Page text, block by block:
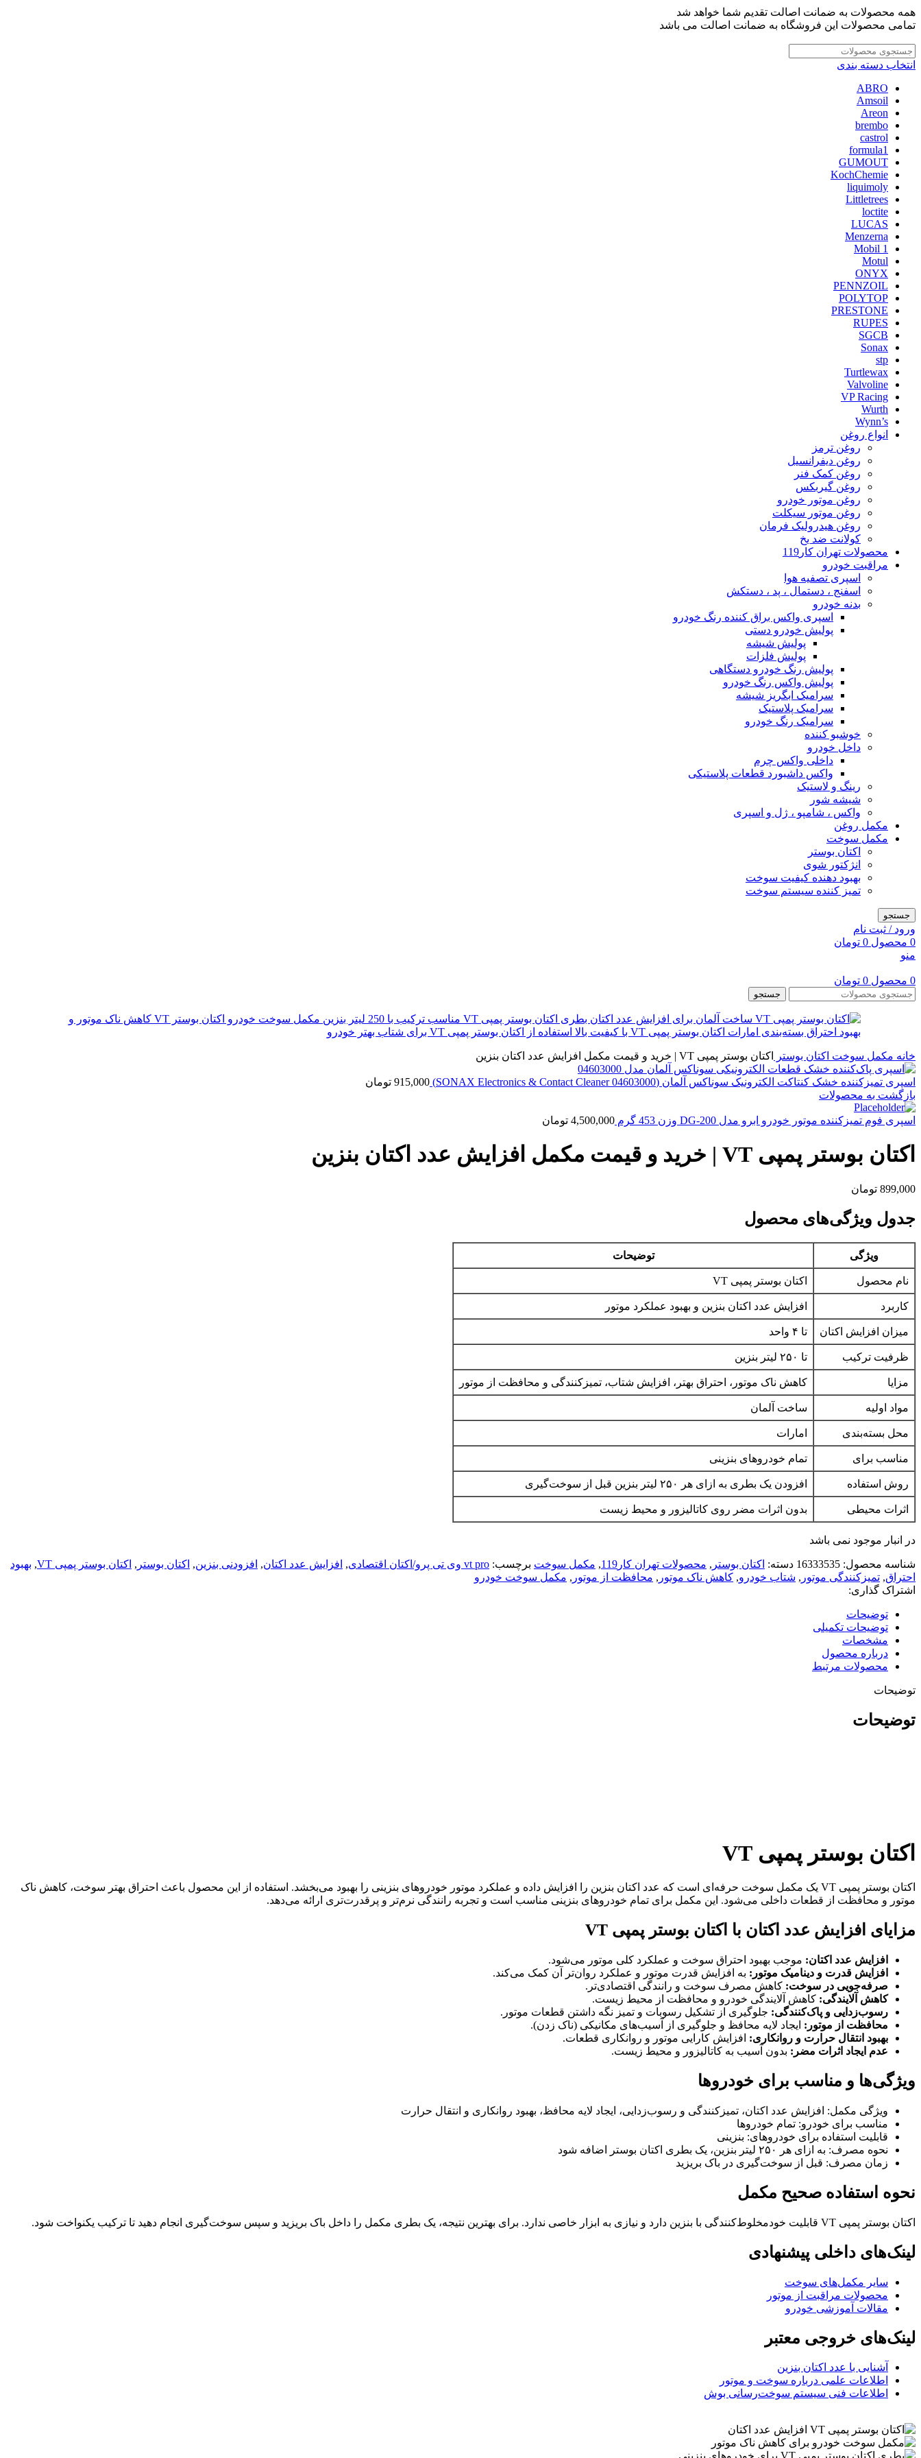
همه محصولات به ضمانت اصالت تقدیم شما خواهد شد
تمامی محصولات این فروشگاه به ضمانت اصالت می باشد
انتخاب دسته بندی
ABRO
Amsoil
Areon
brembo
castrol
formula1
GUMOUT
KochChemie
liquimoly
Littletrees
loctite
LUCAS
Menzerna
Mobil 1
Motul
ONYX
PENNZOIL
POLYTOP
PRESTONE
RUPES
SGCB
Sonax
stp
Turtlewax
Valvoline
VP Racing
Wurth
Wynn’s
انواع روغن
روغن ترمز
روغن دیفرانسیل
روغن کمک فنر
روغن گیربکس
روغن موتور خودرو
روغن موتور سیکلت
روغن هیدرولیک فرمان
کولانت ضد یخ
محصولات تهران کار119
مراقبت خودرو
اسپری تصفیه هوا
اسفنج ، دستمال ، پد ، دستکش
بدنه خودرو
اسپری واکس براق کننده رنگ خودرو
پولیش خودرو دستی
پولیش شیشه
پولیش فلزات
پولیش رنگ خودرو دستگاهی
پولیش واکس رنگ خودرو
سرامیک ابگریز شیشه
سرامیک پلاستیک
سرامیک رنگ خودرو
خوشبو کننده
داخل خودرو
داخلی واکس چرم
واکس داشبورد قطعات پلاستیکی
رینگ و لاستیک
شیشه شور
واکس ، شامپو ، ژل و اسپری
مکمل روغن
مکمل سوخت
اکتان بوستر
انژکتور شوی
بهبود دهنده کیفیت سوخت
تمیز کننده سیستم سوخت
جستجو
ورود / ثبت نام
0 محصول 0 تومان
منو
0 محصول 0 تومان
جستجو
خانه مکمل سوخت اکتان بوستر اکتان بوستر پمپی VT | خرید و قیمت مکمل افزایش عدد اکتان بنزین
اسپری تمیزکننده خشک کنتاکت الکترونیک سوناکس آلمان (SONAX Electronics & Contact Cleaner 04603000) 915,000 تومان
بازگشت به محصولات
اسپری فوم تمیزکننده موتور خودرو ابرو مدل DG-200 وزن 453 گرم 4,500,000 تومان
اکتان بوستر پمپی VT | خرید و قیمت مکمل افزایش عدد اکتان بنزین
899,000 تومان
جدول ویژگی‌های محصول
ویژگی توضیحات
نام محصول اکتان بوستر پمپی VT
کاربرد افزایش عدد اکتان بنزین و بهبود عملکرد موتور
میزان افزایش اکتان تا ۴ واحد
ظرفیت ترکیب تا ۲۵۰ لیتر بنزین
مزایا کاهش ناک موتور، احتراق بهتر، افزایش شتاب، تمیزکنندگی و محافظت از موتور
مواد اولیه ساخت آلمان
محل بسته‌بندی امارات
مناسب برای تمام خودروهای بنزینی
روش استفاده افزودن یک بطری به ازای هر ۲۵۰ لیتر بنزین قبل از سوخت‌گیری
اثرات محیطی بدون اثرات مضر روی کاتالیزور و محیط زیست
در انبار موجود نمی باشد
شناسه محصول: 16333535 دسته: اکتان بوستر , محصولات تهران کار119 , مکمل سوخت برچسب: vt pro وی تی پرو/اکتان اقتصادی , افزایش عدد اکتان, افزودنی بنزین, اکتان بوستر , اکتان بوستر پمپی VT , بهبود
احتراق, تمیزکنندگی موتور , شتاب خودرو, کاهش ناک موتور , محافظت از موتور , مکمل سوخت خودرو
اشتراک گذاری:
توضیحات
توضیحات تکمیلی
مشخصات
درباره محصول
محصولات مرتبط
توضیحات
توضیحات
اکتان بوستر پمپی VT
اکتان بوستر پمپی VT یک مکمل سوخت حرفه‌ای است که عدد اکتان بنزین را افزایش داده و عملکرد موتور خودروهای بنزینی را بهبود می‌بخشد. استفاده از این محصول باعث احتراق بهتر سوخت، کاهش ناک
موتور و محافظت از قطعات داخلی می‌شود. این مکمل برای تمام خودروهای بنزینی مناسب است و تجربه رانندگی نرم‌تر و پرقدرت‌تری ارائه می‌دهد.
مزایای افزایش عدد اکتان با اکتان بوستر پمپی VT
افزایش عدد اکتان: موجب بهبود احتراق سوخت و عملکرد کلی موتور می‌شود.
افزایش قدرت و دینامیک موتور: به افزایش قدرت موتور و عملکرد روان‌تر آن کمک می‌کند.
صرفه‌جویی در سوخت: کاهش مصرف سوخت و رانندگی اقتصادی‌تر.
کاهش آلایندگی: کاهش آلایندگی خودرو و محافظت از محیط زیست.
رسوب‌زدایی و پاک‌کنندگی: جلوگیری از تشکیل رسوبات و تمیز نگه داشتن قطعات موتور.
محافظت از موتور: ایجاد لایه محافظ و جلوگیری از آسیب‌های مکانیکی (ناک زدن).
بهبود انتقال حرارت و روانکاری: افزایش کارایی موتور و روانکاری قطعات.
عدم ایجاد اثرات مضر: بدون آسیب به کاتالیزور و محیط زیست.
ویژگی‌ها و مناسب برای خودروها
ویژگی مکمل: افزایش عدد اکتان، تمیزکنندگی و رسوب‌زدایی، ایجاد لایه محافظ، بهبود روانکاری و انتقال حرارت
مناسب برای خودرو: تمام خودروها
قابلیت استفاده برای خودروهای: بنزینی
نحوه مصرف: به ازای هر ۲۵۰ لیتر بنزین، یک بطری اکتان بوستر اضافه شود
زمان مصرف: قبل از سوخت‌گیری در باک بریزید
نحوه استفاده صحیح مکمل
اکتان بوستر پمپی VT قابلیت خودمخلوط‌کنندگی با بنزین دارد و نیازی به ابزار خاصی ندارد. برای بهترین نتیجه، یک بطری مکمل را داخل باک بریزید و سپس سوخت‌گیری انجام دهید تا ترکیب یکنواخت شود.
لینک‌های داخلی پیشنهادی
سایر مکمل‌های سوخت
محصولات مراقبت از موتور
مقالات آموزشی خودرو
لینک‌های خروجی معتبر
آشنایی با عدد اکتان بنزین
اطلاعات علمی درباره سوخت و موتور
اطلاعات فنی سیستم سوخت‌رسانی بوش